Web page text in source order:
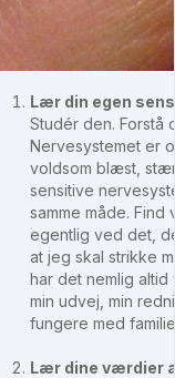
Lær din egen
Studér den. Forstå
Nervesystemet er
voldsom blæst,
sensitive
samme måde.
egentlig ved det,
at jeg skal strikke
har det nemlig
min udvej, min
fungere med
Lær dine værdier